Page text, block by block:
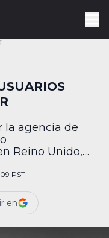
la agencia de
Reino Unido,
vacías. La
PST
en